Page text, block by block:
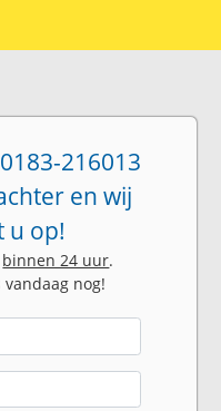
216013
en wij
u op!
binnen 24 uur.
nog!